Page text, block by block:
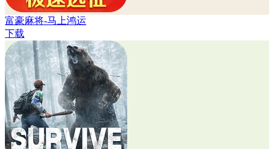
富豪麻将-马上鸿运
下载